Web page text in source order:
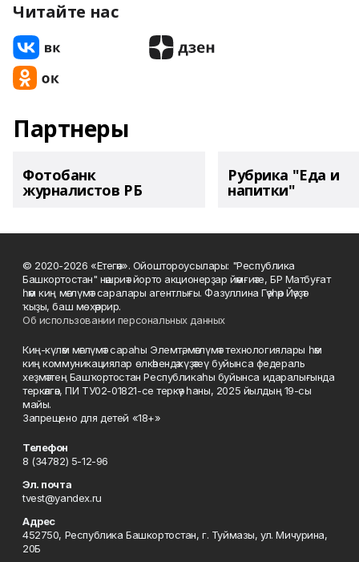
Читайте нас
Партнеры
Фотобанк
журналистов РБ
Рубрика "Еда и
напитки"
© 2020-2026 «Етегән». Ойоштороусылары: "Республика
Башкортостан" нәшриәт йорто акционерҙар йәмғиәте, БР Матбуғат
һәм киң мәғлүмәт саралары агентлығы. Фазуллина Гәүһәр Йәүҙәт
ҡыҙы, баш мөхәррир.
Об использовании персональных данных
Киң-күләм мәғлүмәт сараһы Элемтә, мәғлүмәт технологиялары һәм
киң коммуникациялар өлкәһендә күҙәтеү буйынса федераль
хеҙмәттең Башҡортостан Республикаһы буйынса идаралығында
теркәлгән, ПИ ТУ02-01821-се теркәү һаны, 2025 йылдың 19-сы
майы.
Запрещено для детей «18+»
Телефон
8 (34782) 5-12-96
Эл. почта
tvest@yandex.ru
Адрес
452750, Республика Башкортостан, г. Туймазы, ул. Мичурина,
20Б